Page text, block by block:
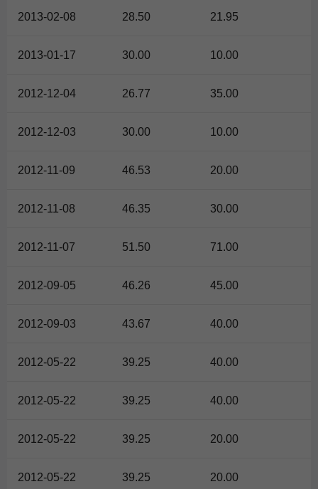
2013-02-08 28.50 21.95
2013-01-17 30.00 10.00
2012-12-04 26.77 35.00
2012-12-03 30.00 10.00
2012-11-09 46.53 20.00
2012-11-08 46.35 30.00
2012-11-07 51.50 71.00
2012-09-05 46.26 45.00
2012-09-03 43.67 40.00
2012-05-22 39.25 40.00
2012-05-22 39.25 40.00
2012-05-22 39.25 20.00
2012-05-22 39.25 20.00